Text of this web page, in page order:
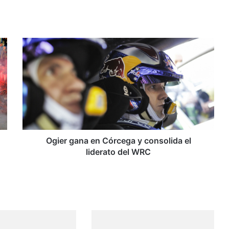
O
g
e
r
g
a
n
a
Ogier gana en Córcega y consolida el
liderato del WRC